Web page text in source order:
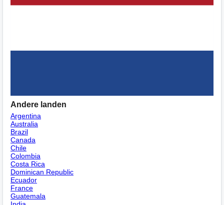
Andere landen
Argentina
Australia
Brazil
Canada
Chile
Colombia
Costa Rica
Dominican Republic
Ecuador
France
Guatemala